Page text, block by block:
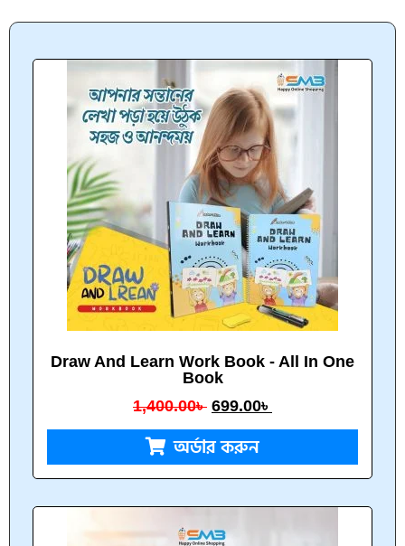
Draw And Learn Work Book - All In One
Book
1,400.00৳ 699.00৳
অর্ডার করুন